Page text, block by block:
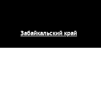
Забайкальский край